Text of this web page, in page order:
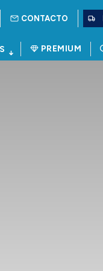
CONTACTO
PREMIUM